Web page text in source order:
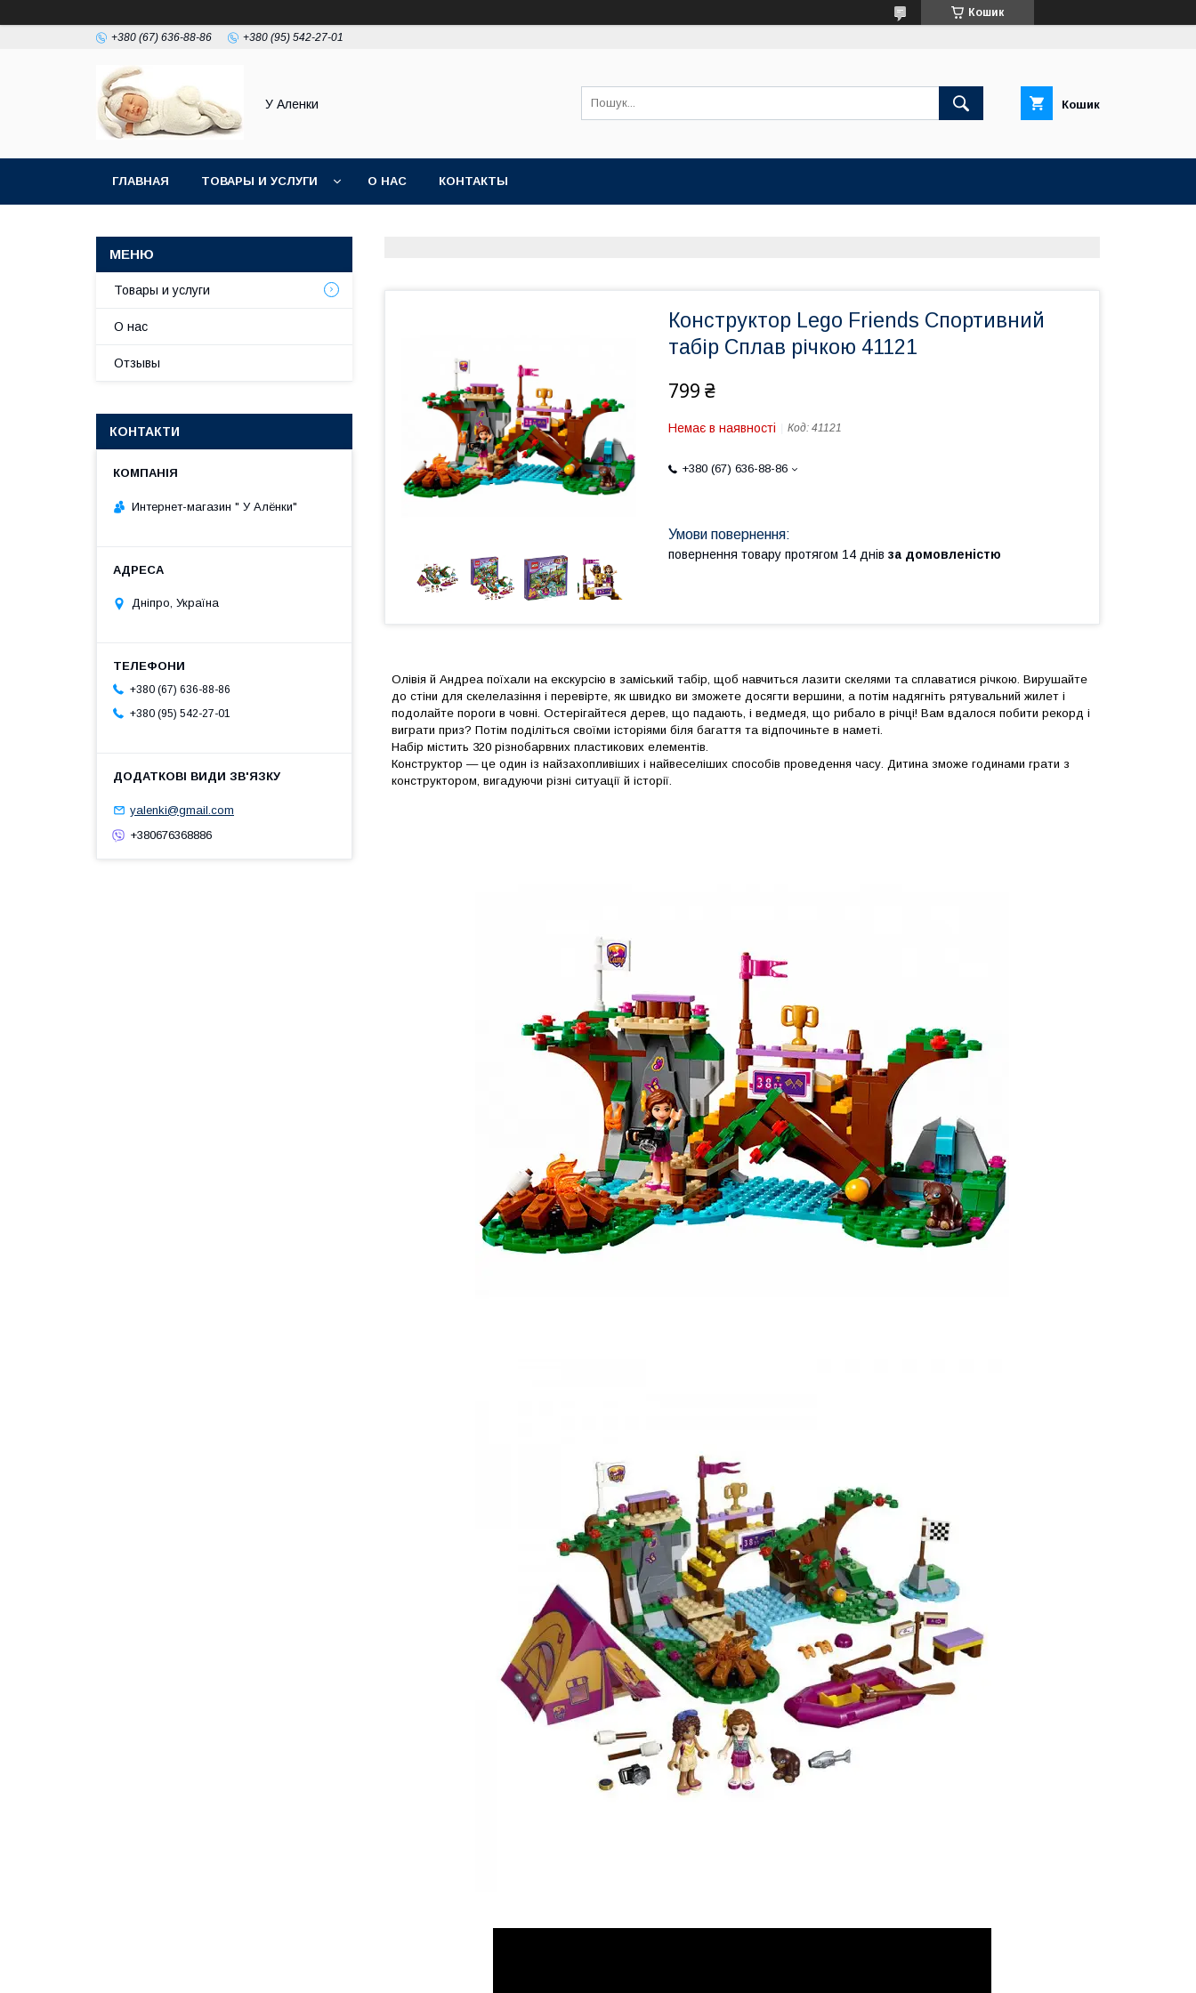
Кошик
+380 (67) 636-88-86 +380 (95) 542-27-01
У Аленки Кошик
ГЛАВНАЯ ТОВАРЫ И УСЛУГИ О НАС КОНТАКТЫ
Конструктор Lego Friends Спортивний
табір Сплав річкою 41121
799 ₴
Немає в наявності Код: 41121
+380 (67) 636-88-86
повернення товару протягом 14 днів за домовленістю
Олівія й Андреа поїхали на екскурсію в заміський табір, щоб навчиться лазити скелями та сплаватися річкою. Вирушайте
до стіни для скелелазіння і перевірте, як швидко ви зможете досягти вершини, а потім надягніть рятувальний жилет і
подолайте пороги в човні. Остерігайтеся дерев, що падають, і ведмедя, що рибало в річці! Вам вдалося побити рекорд і
виграти приз? Потім поділіться своїми історіями біля багаття та відпочиньте в наметі.
Набір містить 320 різнобарвних пластикових елементів.
Конструктор — це один із найзахопливіших і найвеселіших способів проведення часу. Дитина зможе годинами грати з
конструктором, вигадуючи різні ситуації й історії.
Товары и услуги
О нас
Отзывы
КОНТАКТИ
Интернет-магазин " У Алёнки"
Дніпро, Україна
+380 (67) 636-88-86
+380 (95) 542-27-01
yalenki@gmail.com
+380676368886